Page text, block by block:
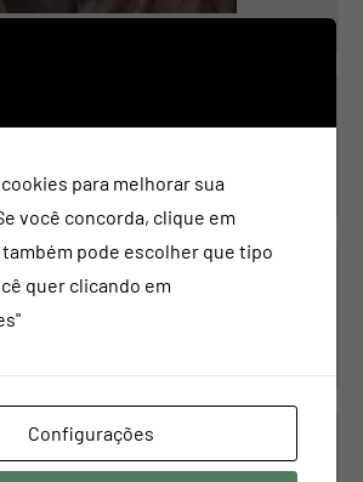
para melhorar sua
você concorda, clique em
também pode escolher que tipo
quer clicando em
Configurações